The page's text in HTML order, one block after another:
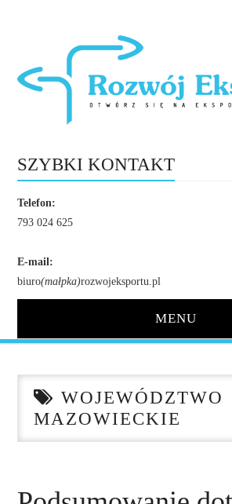
SZYBKI KONTAKT
Telefon:
793 024 625
E-mail:
biuro(małpka)rozwojeksportu.pl
MENU
O NAS
DORADZTWO
WOJEWÓDZTWO
MAZOWIECKIE